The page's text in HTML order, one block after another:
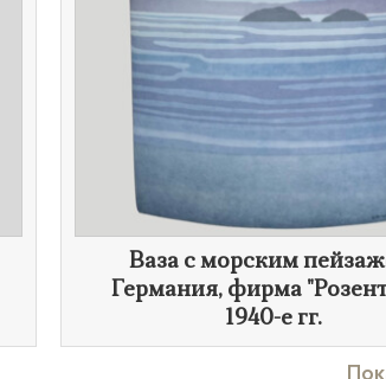
Ваза с морским
Германия, фирма
1940-е гг.